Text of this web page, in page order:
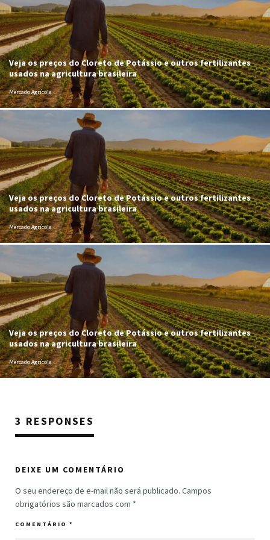
Veja os preços do Cloreto de Potássio e outros fertilizantes
usados na agricultura brasileira
Mercado Agrícola
Veja os preços do Cloreto de Potássio e outros fertilizantes
usados na agricultura brasileira
Mercado Agrícola
Veja os preços do Cloreto de Potássio e outros fertilizantes
usados na agricultura brasileira
Mercado Agrícola
3 RESPONSES
DEIXE UM COMENTÁRIO
O seu endereço de e-mail não será publicado. Campos
obrigatórios são marcados com *
COMENTÁRIO *